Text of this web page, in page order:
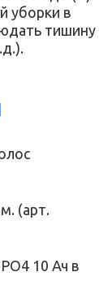
уборки в
тишину
(арт.
10 Ач в